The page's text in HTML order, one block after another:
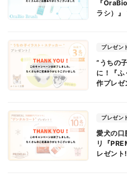
『
ラシ）』
プレゼン
”うちの
に！『ふ
作プレゼ
プレゼン
愛犬の口
リ『
レゼント